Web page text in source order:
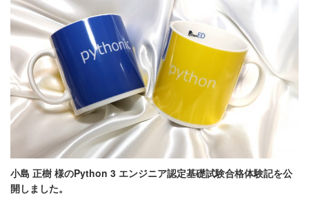
小島 正樹 様のPython 3 エンジニア認定基礎試験合格体験記を公
開しました。